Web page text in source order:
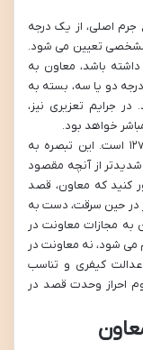
جرم اصلی، از یک درجه
مشخصی تعیین می شود.
باشد، معاون به
دو یا سه، بسته به
جرایم تعزیری نیز،
خواهد بود.
یکی از نکات کلیدی در این زمینه، تبصره ماده ۱۲۷ است. این تبصره به
شدیدتر از آنچه مقصود
کنید که معاون، قصد
در حین سرقت، دست به
به مجازات معاونت در
شود، نه معاونت در
کیفری و تناسب
احراز وحدت قصد در